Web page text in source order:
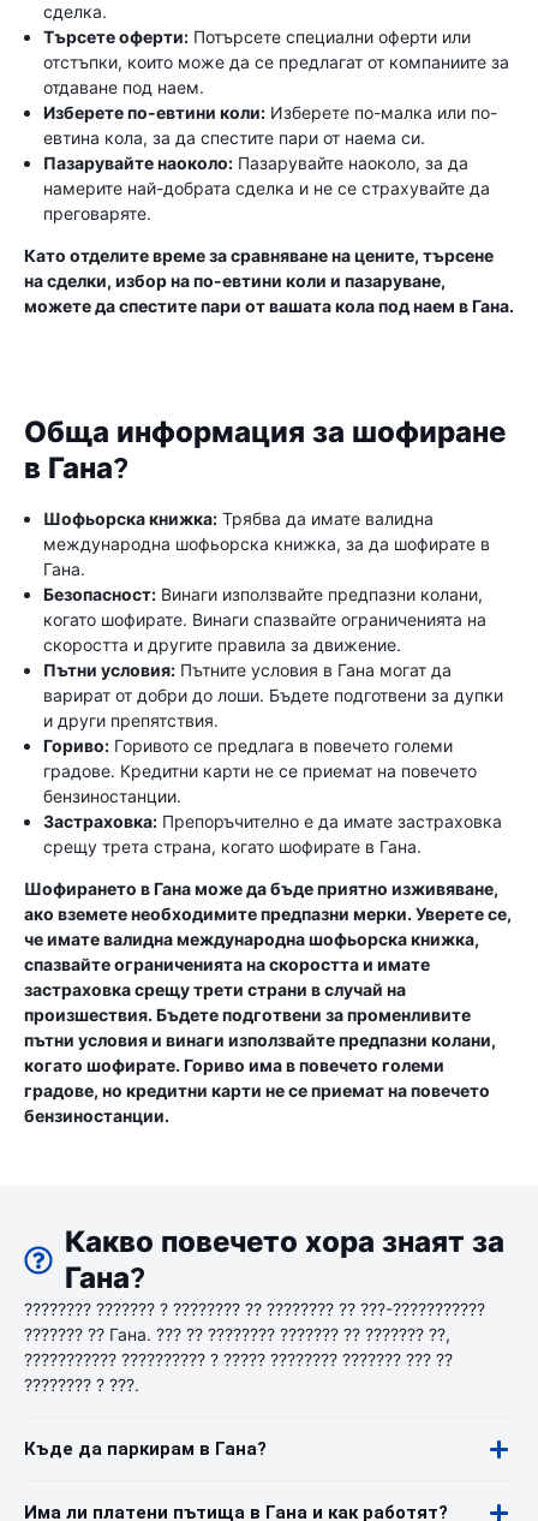
сделка.
Търсете оферти: Потърсете специални оферти или
отстъпки, които може да се предлагат от компаниите за
отдаване под наем.
Изберете по-евтини коли: Изберете по-малка или по-
евтина кола, за да спестите пари от наема си.
Пазарувайте наоколо: Пазарувайте наоколо, за да
намерите най-добрата сделка и не се страхувайте да
преговаряте.
Като отделите време за сравняване на цените, търсене
на сделки, избор на по-евтини коли и пазаруване,
можете да спестите пари от вашата кола под наем в Гана.
Обща информация за шофиране
в Гана?
Шофьорска книжка: Трябва да имате валидна
международна шофьорска книжка, за да шофирате в
Гана.
Безопасност: Винаги използвайте предпазни колани,
когато шофирате. Винаги спазвайте ограниченията на
скоростта и другите правила за движение.
Пътни условия: Пътните условия в Гана могат да
варират от добри до лоши. Бъдете подготвени за дупки
и други препятствия.
Гориво: Горивото се предлага в повечето големи
градове. Кредитни карти не се приемат на повечето
бензиностанции.
Застраховка: Препоръчително е да имате застраховка
срещу трета страна, когато шофирате в Гана.
Шофирането в Гана може да бъде приятно изживяване,
ако вземете необходимите предпазни мерки. Уверете се,
че имате валидна международна шофьорска книжка,
спазвайте ограниченията на скоростта и имате
застраховка срещу трети страни в случай на
произшествия. Бъдете подготвени за променливите
пътни условия и винаги използвайте предпазни колани,
когато шофирате. Гориво има в повечето големи
градове, но кредитни карти не се приемат на повечето
бензиностанции.
Какво повечето хора знаят за
Гана?
???????? ??????? ? ???????? ?? ???????? ?? ???-???????????
??????? ?? Гана. ??? ?? ???????? ??????? ?? ??????? ??,
??????????? ?????????? ? ????? ???????? ??????? ??? ??
???????? ? ???.
Къде да паркирам в Гана?
Има ли платени пътища в Гана и как работят?